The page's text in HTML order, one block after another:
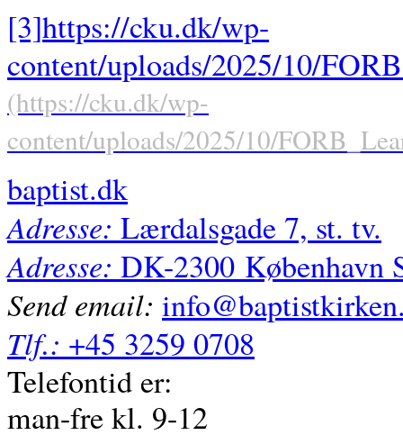
[3]https://cku.dk/wp-
content/uploads/2025/10/
baptist.dk
Adresse: Lærdalsgade 7, st. tv.
Adresse: DK-2300 København
Send email:
Tlf.: +45 3259 0708
Telefontid er:
man-fre kl. 9-12